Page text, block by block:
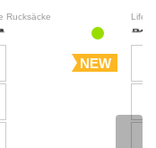
Rucksäcke
NEW